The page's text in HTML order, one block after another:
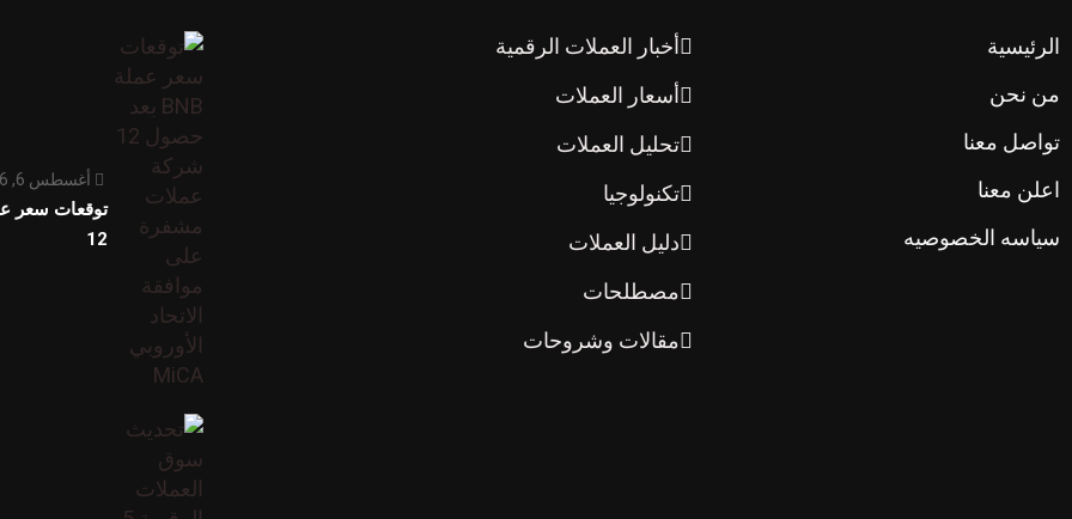
الرئيسية
من نحن
تواصل معنا
اعلن معنا
سياسه الخصوصيه
أخبار العملات الرقمية
أسعار العملات
تحليل العملات
تكنولوجيا
دليل العملات
مصطلحات
مقالات وشروحات
أغسطس 6, 2026
12